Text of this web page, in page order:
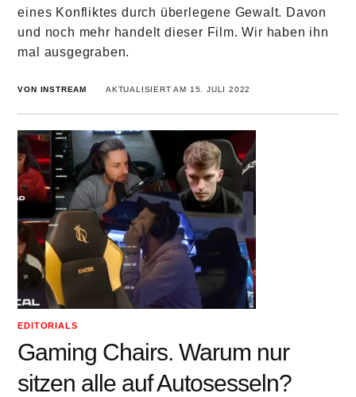
eines Konfliktes durch überlegene Gewalt. Davon
und noch mehr handelt dieser Film. Wir haben ihn
mal ausgegraben.
VON INSTREAM AKTUALISIERT AM 15. JULI 2022
EDITORIALS
Gaming Chairs. Warum nur
sitzen alle auf Autosesseln?